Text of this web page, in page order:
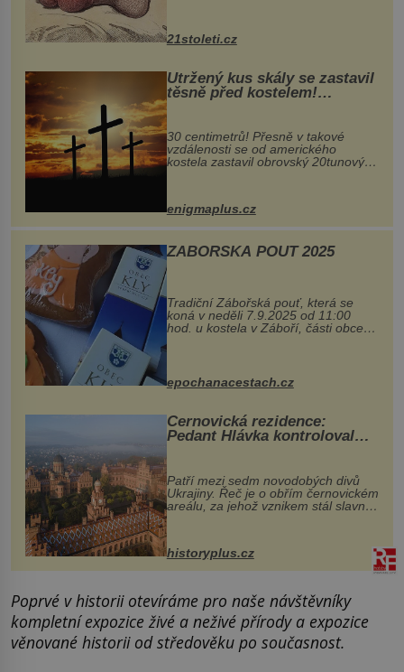
nohou, a způsobuje bole...
21stoleti.cz
Utržený kus skály se zastavil
těsně před kostelem!
Ochránila ho boží síla?
30 centimetrů! Přesně v takové
vzdálenosti se od amerického
kostela zastavil obrovský 20tunový
...
enigmaplus.cz
ZÁBOŘSKÁ POUŤ 2025
Tradiční Zábořská pouť, která se
koná v neděli 7.9.2025 od 11:00
hod. u kostela v Záboří, části obce
Kly u Mělníka. V programu naleznete
komentovanou prohlídku kostela,
epochanacestach.cz
Černovická rezidence:
Pedant Hlávka kontroloval
Patří mezi sedm novodobých divů
Ukrajiny. Řeč je o obřím černovickém
areálu, za jehož vznikem stál slavný
český architekt Josef Hlávka. Ten si
na něm dal mimořádně záležet. Jeho
historyplus.cz
Poprvé v historii otevíráme pro naše návštěvníky
kompletní expozice živé a neživé přírody a expozice
věnované historii od středověku po současnost.